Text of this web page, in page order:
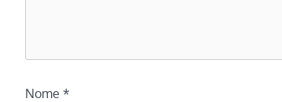
Nome *